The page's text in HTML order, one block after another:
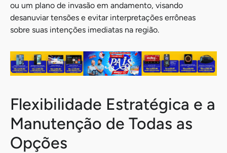
ou um plano de invasão em andamento, visando
desanuviar tensões e evitar interpretações errôneas
sobre suas intenções imediatas na região.
Flexibilidade Estratégica e a
Manutenção de Todas as
Opções